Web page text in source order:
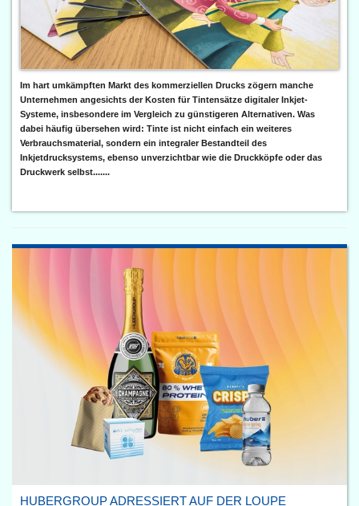
Im hart umkämpften Markt des kommerziellen Drucks zögern manche
Unternehmen angesichts der Kosten für Tintensätze digitaler Inkjet-
Systeme, insbesondere im Vergleich zu günstigeren Alternativen. Was
dabei häufig übersehen wird: Tinte ist nicht einfach ein weiteres
Verbrauchsmaterial, sondern ein integraler Bestandteil des
Inkjetdrucksystems, ebenso unverzichtbar wie die Druckköpfe oder das
Druckwerk selbst.......
HUBERGROUP ADRESSIERT AUF DER LOUPE